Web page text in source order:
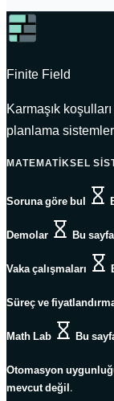
Finite Field
Karmaşık
planlama
MATEMATIKSEL
Soruna göre bul
Demolar
Bu
Vaka çalışmaları
Süreç ve
Math Lab
Bu
Otomasyon
mevcut değil.